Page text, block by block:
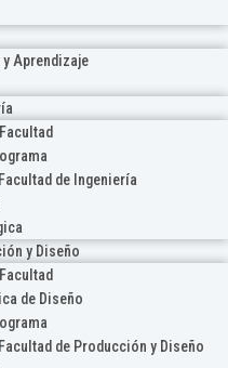
Aprendizaje
de Ingeniería
y Diseño
de Diseño
de Producción y Diseño